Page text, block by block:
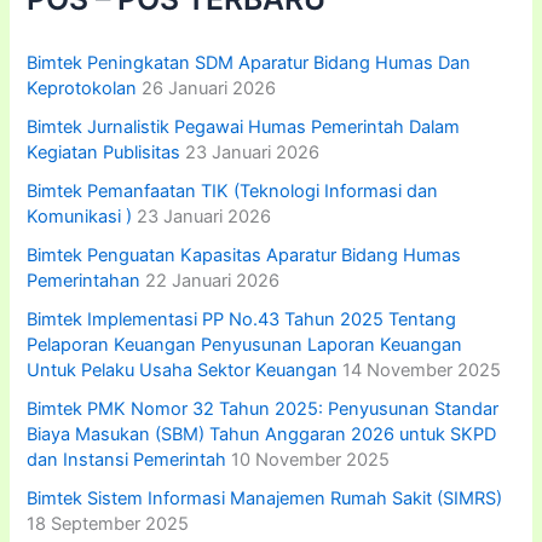
u
:Bimtek Peningkatan SDM Aparatur Bidang Humas Dan
Keprotokolan 26 Januari 2026
Bimtek Jurnalistik Pegawai Humas Pemerintah Dalam
Kegiatan Publisitas 23 Januari 2026
Bimtek Pemanfaatan TIK (Teknologi Informasi dan
Komunikasi ) 23 Januari 2026
Bimtek Penguatan Kapasitas Aparatur Bidang Humas
Pemerintahan 22 Januari 2026
Bimtek Implementasi PP No.43 Tahun 2025 Tentang
Pelaporan Keuangan Penyusunan Laporan Keuangan
Untuk Pelaku Usaha Sektor Keuangan 14 November 2025
Bimtek PMK Nomor 32 Tahun 2025: Penyusunan Standar
Biaya Masukan (SBM) Tahun Anggaran 2026 untuk SKPD
dan Instansi Pemerintah 10 November 2025
Bimtek Sistem Informasi Manajemen Rumah Sakit (SIMRS)
18 September 2025